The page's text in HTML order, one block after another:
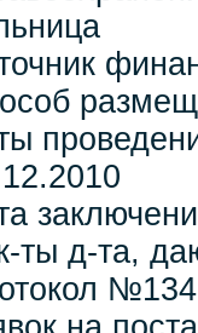
ты д-та,
№134